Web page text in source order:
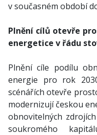
v současném období
Plnění cílů otevře
energetice v řádu
Plnění cíle podílu
energie pro rok
scénářích otevře
modernizují českou
obnovitelných
soukromého